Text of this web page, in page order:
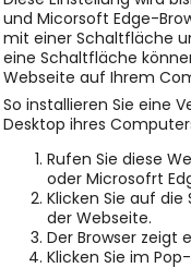
und Micorsoft Edge-
mit einer Schaltfläche
eine Schaltfläche
Webseite auf Ihrem
So installieren Sie eine
Desktop ihres
Rufen Sie diese
oder Microsofrt
Klicken Sie auf
der Webseite.
Der Browser zeigt
Klicken Sie im